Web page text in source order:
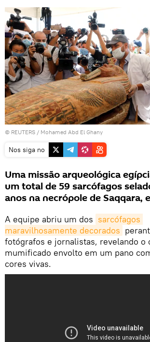
© REUTERS / Mohamed Abd El Ghany
Nos siga no
Uma missão arqueológica
um total de 59 sarcófagos
anos na necrópole de Saqqara,
A equipe abriu um dos sarcófagos
maravilhosamente decorados
fotógrafos e jornalistas, revelando o
mumificado envolto em um pano
cores vivas.